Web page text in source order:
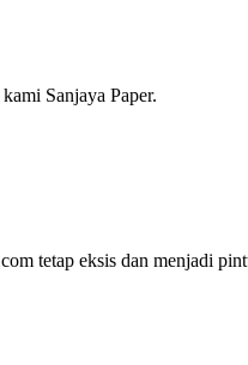
Sanjaya Paper.
tetap eksis dan menjadi